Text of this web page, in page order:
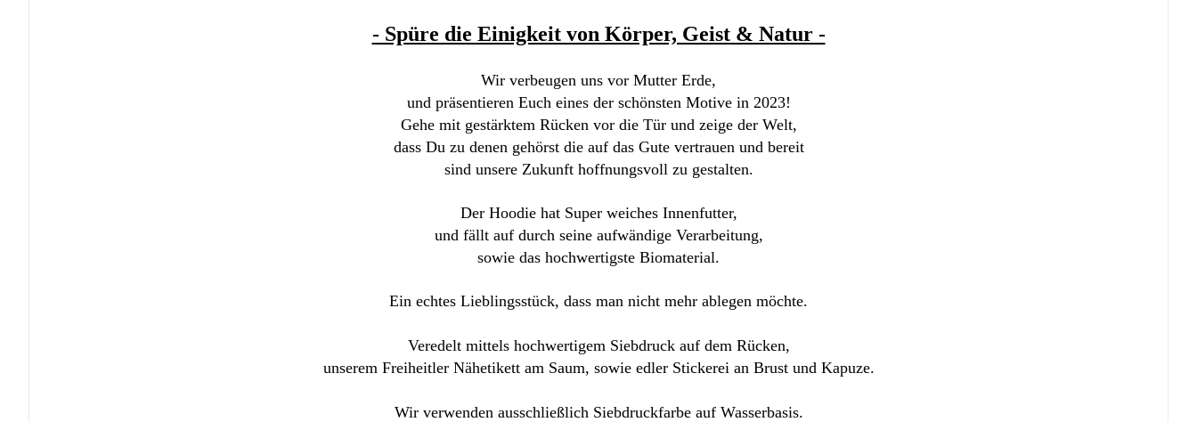
- Spüre die Einigkeit von Körper, Geist & Natur -
Wir verbeugen uns vor Mutter Erde,
und präsentieren Euch eines der schönsten Motive in 2023!
Gehe mit gestärktem Rücken vor die Tür und zeige der Welt,
dass Du zu denen gehörst die auf das Gute vertrauen und bereit
sind unsere Zukunft hoffnungsvoll zu gestalten.
Der Hoodie hat Super weiches Innenfutter,
und fällt auf durch seine aufwändige Verarbeitung,
sowie das hochwertigste Biomaterial.
Ein echtes Lieblingsstück, dass man nicht mehr ablegen möchte.
Veredelt mittels hochwertigem Siebdruck auf dem Rücken,
unserem Freiheitler Nähetikett am Saum, sowie edler Stickerei an Brust und Kapuze.
Wir verwenden ausschließlich Siebdruckfarbe auf Wasserbasis.